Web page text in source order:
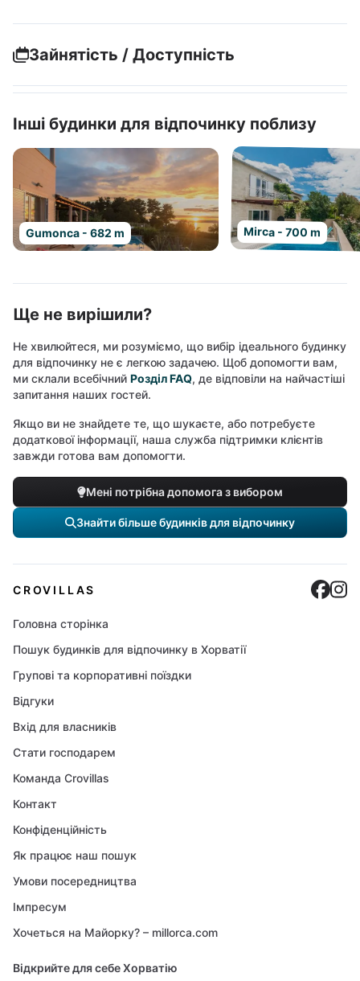
Зайнятість / Доступність
Інші будинки для відпочинку поблизу
Gumonca - 682 m Mirca - 700 m
Ще не вирішили?
Не хвилюйтеся, ми розуміємо, що вибір ідеального будинку
для відпочинку не є легкою задачею. Щоб допомогти вам,
ми склали всебічний Розділ FAQ, де відповіли на найчастіші
запитання наших гостей.
Якщо ви не знайдете те, що шукаєте, або потребуєте
додаткової інформації, наша служба підтримки клієнтів
завжди готова вам допомогти.
Мені потрібна допомога з вибором
Знайти більше будинків для відпочинку
CROVILLAS
Головна сторінка
Пошук будинків для відпочинку в Хорватії
Групові та корпоративні поїздки
Відгуки
Вхід для власників
Стати господарем
Команда Crovillas
Контакт
Конфіденційність
Як працює наш пошук
Умови посередництва
Імпресум
Хочеться на Майорку? – millorca.com
Відкрийте для себе Хорватію